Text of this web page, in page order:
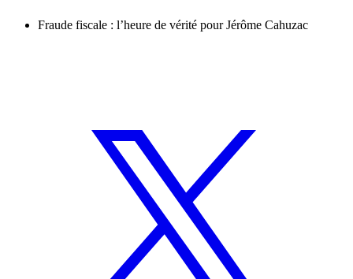
Fraude fiscale : l’heure de vérité pour Jérôme Cahuzac